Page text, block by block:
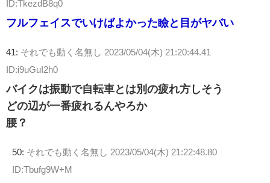
ID:TkezdB8q0
フルフェイスでいけばよかった瞼と目がヤバい
41: それでも動く名無し 2023/05/04(木) 21:20:44.41
ID:i9uGuI2h0
バイクは振動で自転車とは別の疲れ方しそう
どの辺が一番疲れるんやろか
腰？
50: それでも動く名無し 2023/05/04(木) 21:22:48.80
ID:Tbufg9W+M